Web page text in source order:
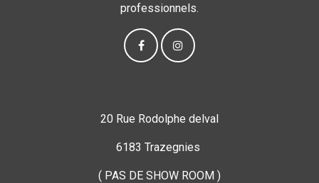
professionnels.
20 Rue Rodolphe delval
6183 Trazegnies
( PAS DE SHOW ROOM )